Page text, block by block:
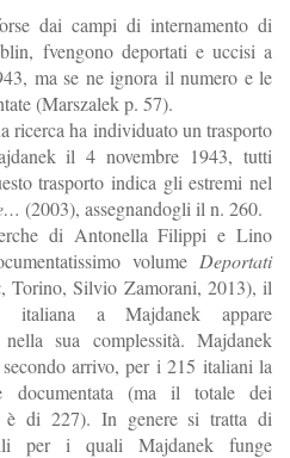
dai campi di internamento di
fvengono deportati e uccisi a
ma se ne ignora il numero e le
(Marszalek p. 57).
ricerca ha individuato un trasporto
il 4 novembre 1943, tutti
trasporto indica gli estremi nel
(2003), assegnandogli il n. 260.
di Antonella Filippi e Lino
volume Deportati
, Torino, Silvio Zamorani, 2013), il
italiana a Majdanek appare
sua complessità. Majdanek
arrivo, per i 215 italiani la
documentata (ma il totale dei
è di 227). In genere si tratta di
per i quali Majdanek funge